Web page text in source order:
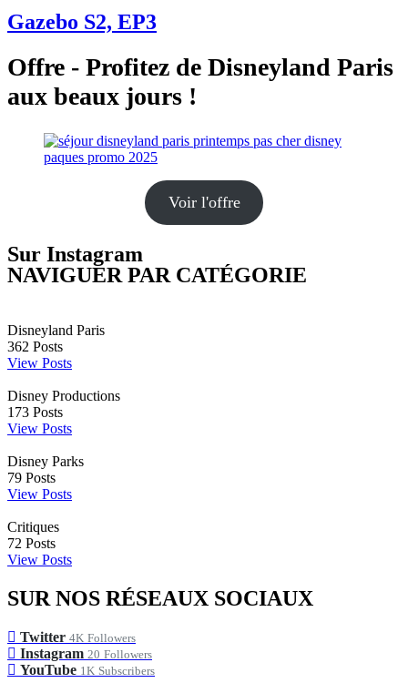
Gazebo S2, EP3
Offre - Profitez de Disneyland Paris
aux beaux jours !
Voir l'offre
Sur Instagram
NAVIGUER PAR CATÉGORIE
Disneyland Paris
362 Posts
View Posts
Disney Productions
173 Posts
View Posts
Disney Parks
79 Posts
View Posts
Critiques
72 Posts
View Posts
SUR NOS RÉSEAUX SOCIAUX
Twitter 4K Followers
Instagram 20 Followers
YouTube 1K Subscribers